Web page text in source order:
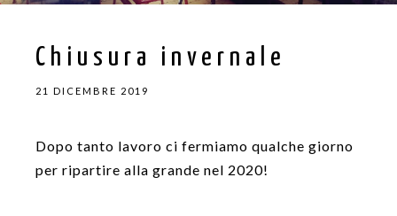
Chiusura invernale
21 DICEMBRE 2019
Dopo tanto lavoro ci fermiamo qualche giorno
per ripartire alla grande nel 2020!